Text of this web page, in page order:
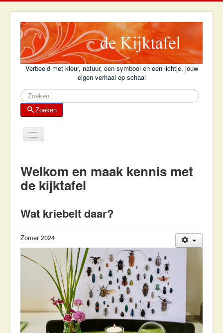
Verbeeld met kleur, natuur, een symbool en een lichtje, jouw
eigen verhaal op schaal
Zoeken
Zoeken
Schakelen
Achtergrond
Kijktafelboek
Kijktafel-voorbeelden
Welkom en maak kennis met
de kijktafel
Wat kriebelt daar?
Zomer 2024